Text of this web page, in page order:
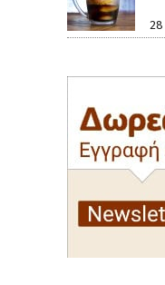
28